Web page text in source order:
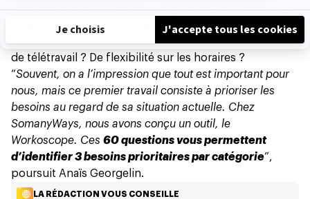
vous plus à l’aise avec un management enveloppant ?
L’environnement de travail: quel type de relation
cherchez-vous avec vos collègues ? Avez-vous besoin
de télétravail ? De flexibilité sur les horaires ?
“Souvent, on a l’impression que tout est important pour
nous, mais ce premier travail consiste à prioriser les
besoins au regard de sa situation actuelle. Chez
SomanyWays, nous avons conçu un outil, le
Workoscope. Ces 60 questions vous permettent
d’identifier 3 besoins prioritaires par catégorie”,
poursuit Anaïs Georgelin.
LA RÉDACTION VOUS CONSEILLE